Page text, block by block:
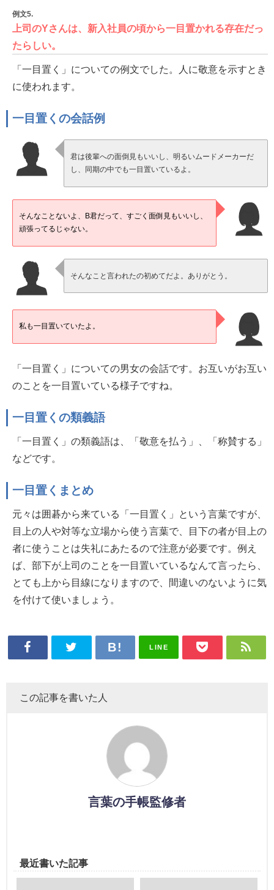
例文5.
上司のYさんは、新入社員の頃から一目置かれる存在だっ
たらしい。
「一目置く」についての例文でした。人に敬意を示すとき
に使われます。
一目置くの会話例
君は後輩への面倒見もいいし、明るいムードメーカーだ
し、同期の中でも一目置いているよ。
そんなことないよ、B君だって、すごく面倒見もいいし、
頑張ってるじゃない。
そんなこと言われたの初めてだよ。ありがとう。
私も一目置いていたよ。
「一目置く」についての男女の会話です。お互いがお互い
のことを一目置いている様子ですね。
一目置くの類義語
「一目置く」の類義語は、「敬意を払う」、「称賛する」
などです。
一目置くまとめ
元々は囲碁から来ている「一目置く」という言葉ですが、
目上の人や対等な立場から使う言葉で、目下の者が目上の
者に使うことは失礼にあたるので注意が必要です。例え
ば、部下が上司のことを一目置いているなんて言ったら、
とても上から目線になりますので、間違いのないように気
を付けて使いましょう。
LINE
この記事を書いた人
言葉の手帳監修者
最近書いた記事